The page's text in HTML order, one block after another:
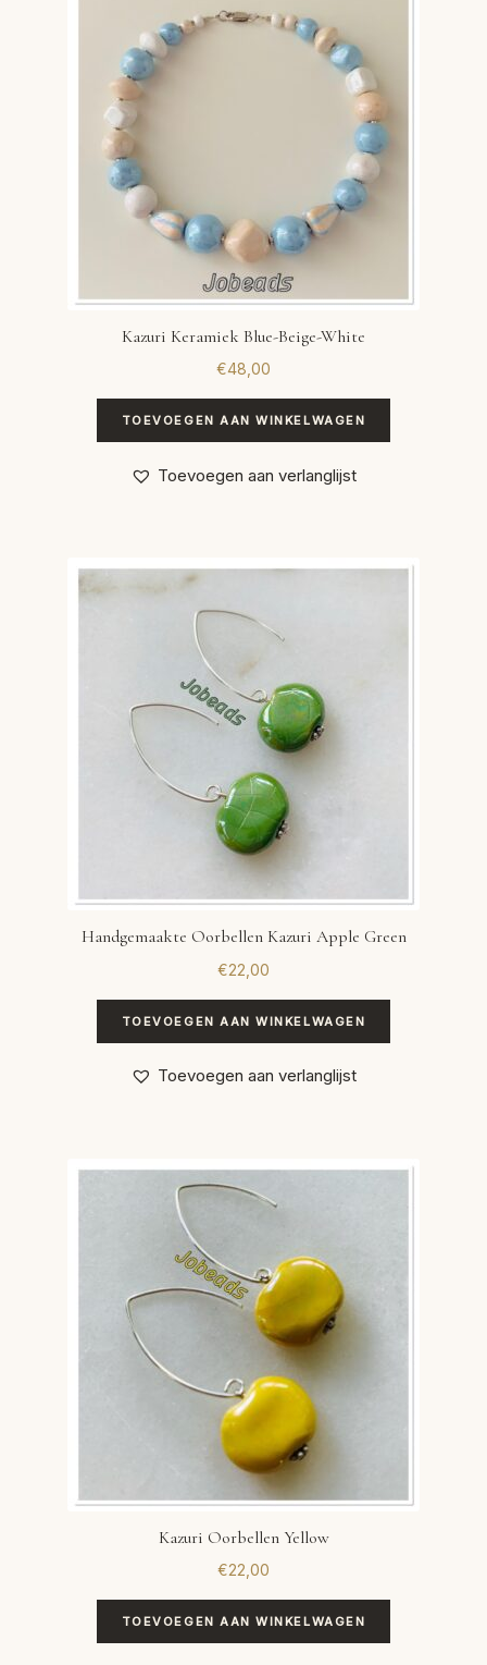
Kazuri Keramiek Blue-Beige-White
€48,00
TOEVOEGEN AAN WINKELWAGEN
Toevoegen aan verlanglijst
Handgemaakte Oorbellen Kazuri Apple Green
€22,00
TOEVOEGEN AAN WINKELWAGEN
Toevoegen aan verlanglijst
Kazuri Oorbellen Yellow
€22,00
TOEVOEGEN AAN WINKELWAGEN